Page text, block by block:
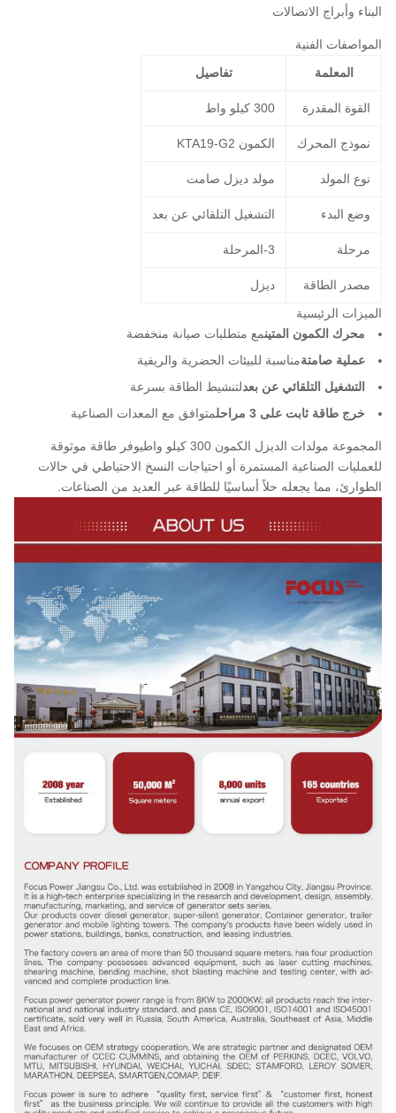
البناء وأبراج الاتصالات
المواصفات الفنية
المعلمة
تفاصيل
القوة المقدرة 300 كيلو واط
نموذج المحرك الكمون KTA19-G2
نوع المولد مولد ديزل صامت
وضع البدء التشغيل التلقائي عن بعد
مرحلة 3-المرحلة
مصدر الطاقة
ديزل
الميزات الرئيسية
محرك الكمون المتينمع متطلبات صيانة منخفضة
عملية صامتةمناسبة للبيئات الحضرية والريفية
التشغيل التلقائي عن بعدلتنشيط الطاقة بسرعة
خرج طاقة ثابت على 3 مراحل
متوافق مع المعدات الصناعية
المجموعة مولدات الديزل الكمون 300 كيلو واط
يوفر طاقة موثوقة
للعمليات الصناعية المستمرة أو احتياجات النسخ الاحتياطي في حالات
الطوارئ، مما يجعله حلاً أساسيًا للطاقة عبر العديد من الصناعات.